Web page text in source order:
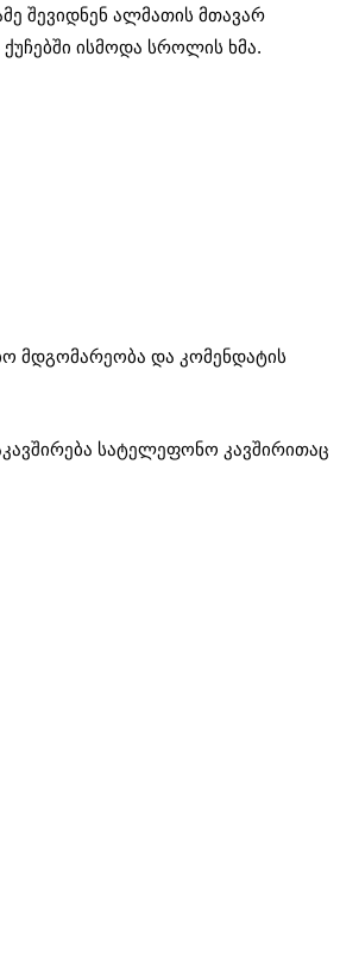
შევიდნენ ალმათის მთავარ
ისმოდა სროლის ხმა.
მდგომარეობა და კომენდატის
სატელეფონო კავშირითაც